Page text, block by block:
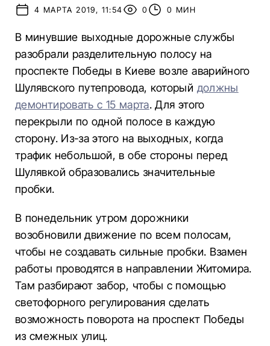
4 МАРТА 2019, 11:54 0 0 МИН
В минувшие выходные дорожные службы
разобрали разделительную полосу на
проспекте Победы в Киеве возле аварийного
Шулявского путепровода, который должны
демонтировать с 15 марта. Для этого
перекрыли по одной полосе в каждую
сторону. Из-за этого на выходных, когда
трафик небольшой, в обе стороны перед
Шулявкой образовались значительные
пробки.
В понедельник утром дорожники
возобновили движение по всем полосам,
чтобы не создавать сильные пробки. Взамен
работы проводятся в направлении Житомира.
Там разбирают забор, чтобы с помощью
светофорного регулирования сделать
возможность поворота на проспект Победы
из смежных улиц.